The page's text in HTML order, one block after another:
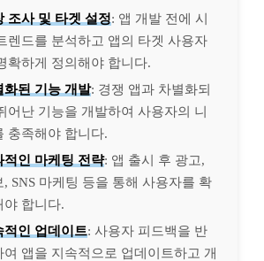
조사 및 타겟 설정: 앱 개발 전에 시
렌드를 분석하고 앱의 타겟 사용자
확하게 정의해야 합니다.
화된 기능 개발: 경쟁 앱과 차별화되
어난 기능을 개발하여 사용자의 니
충족해야 합니다.
적인 마케팅 전략: 앱 출시 후 광고,
, SNS 마케팅 등을 통해 사용자를 확
야 합니다.
적인 업데이트: 사용자 피드백을 반
여 앱을 지속적으로 업데이트하고 개